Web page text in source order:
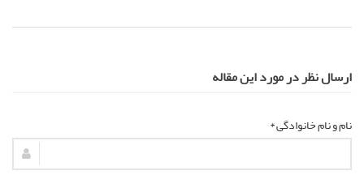
ارسال نظر در مورد این مقاله
نام و نام خانوادگی *